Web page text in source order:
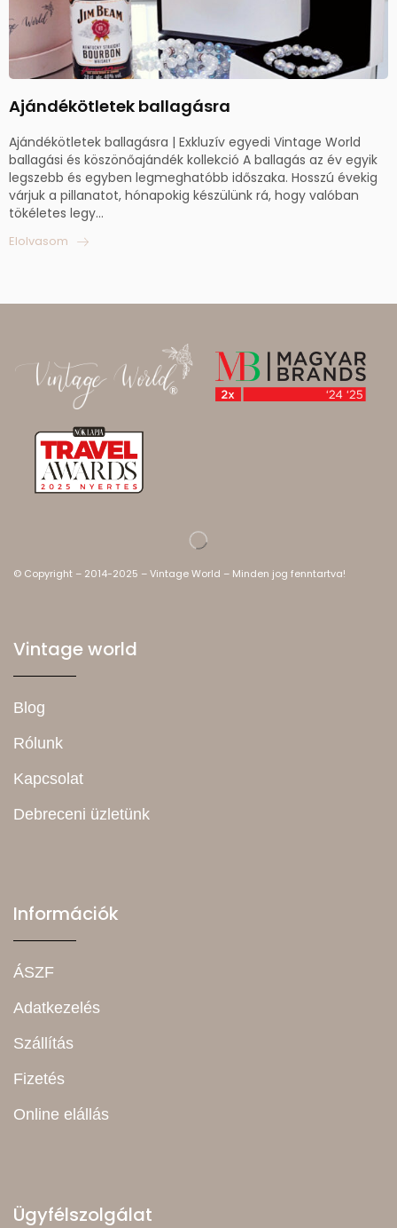
Ajándékötletek ballagásra
Ajándékötletek ballagásra | Exkluzív egyedi Vintage World
ballagási és köszönőajándék kollekció A ballagás az év egyik
legszebb és egyben legmeghatóbb időszaka. Hosszú évekig
várjuk a pillanatot, hónapokig készülünk rá, hogy valóban
tökéletes legy...
Elolvasom
© Copyright – 2014-2025 – Vintage World – Minden jog fenntartva!
Vintage world
Blog
Rólunk
Kapcsolat
Debreceni üzletünk
Információk
ÁSZF
Adatkezelés
Szállítás
Fizetés
Online elállás
Ügyfélszolgálat